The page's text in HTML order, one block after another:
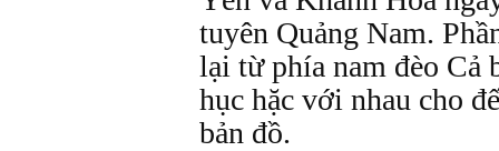
tuyên Quảng Nam.
lại từ phía nam đèo Cả
hục hặc với nhau cho
bản đồ.